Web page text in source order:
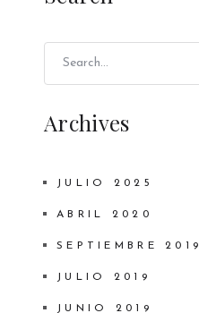
Archives
JULIO 2025
ABRIL 2020
SEPTIEMBRE 2019
JULIO 2019
JUNIO 2019